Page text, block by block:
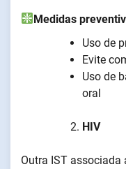
Medidas
Uso de
Evite
Uso de
oral
HIV
Outra IST associada